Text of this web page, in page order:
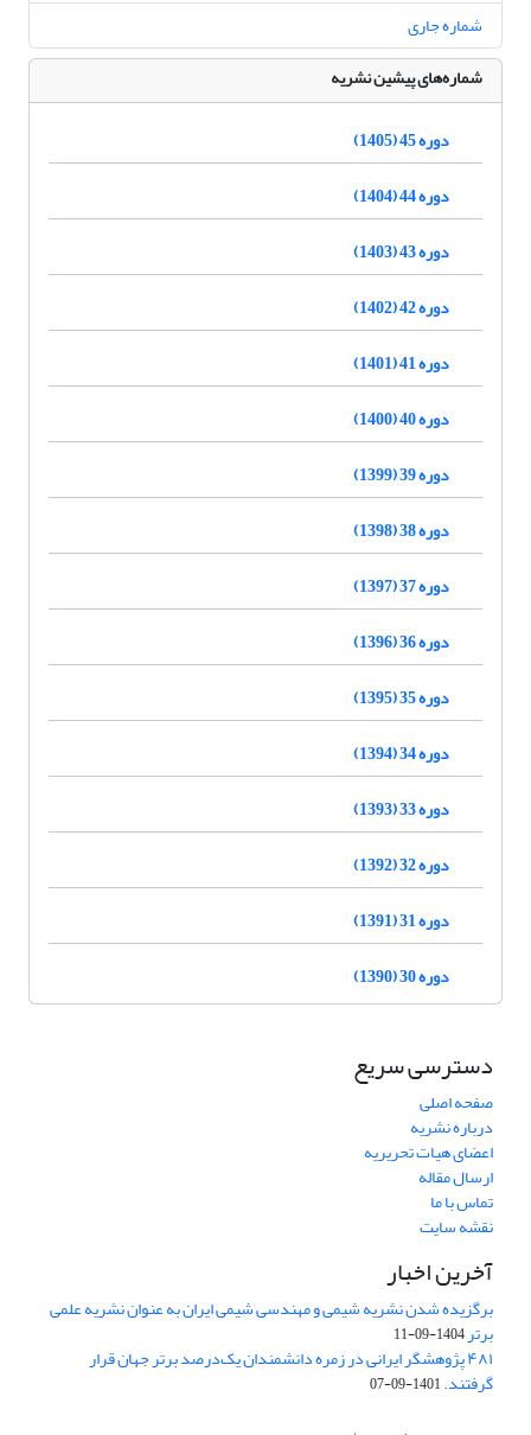
شماره جاری
شماره‌های پیشین نشریه
دوره 45 (1405)
دوره 44 (1404)
دوره 43 (1403)
دوره 42 (1402)
دوره 41 (1401)
دوره 40 (1400)
دوره 39 (1399)
دوره 38 (1398)
دوره 37 (1397)
دوره 36 (1396)
دوره 35 (1395)
دوره 34 (1394)
دوره 33 (1393)
دوره 32 (1392)
دوره 31 (1391)
دوره 30 (1390)
دسترسی سریع
صفحه اصلی
درباره نشریه
اعضای هیات تحریریه
ارسال مقاله
تماس با ما
نقشه سایت
آخرین اخبار
برگزیده شدن نشریه شیمی و مهندسی شیمی ایران به عنوان نشریه علمی
برتر1404-09-11
۴۸۱ پژوهشگر ایرانی در زمره دانشمندان یک‌درصد برتر جهان قرار
گرفتند.1401-09-07